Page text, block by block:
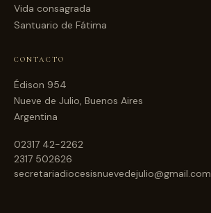
Vida consagrada
Santuario de Fátima
CONTACTO
Édison 954
Nueve de Julio, Buenos Aires
Argentina
02317 42-2262
2317 502626
secretariadiocesisnuevedejulio@gmail.com